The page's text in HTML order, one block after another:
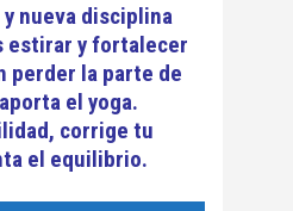
nueva disciplina
estirar y fortalecer
perder la parte de
el yoga.
corrige tu
el equilibrio.